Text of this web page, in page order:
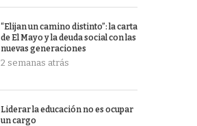
“Elijan un camino distinto”: la carta
de El Mayo y la deuda social con las
nuevas generaciones
2 semanas atrás
Liderar la educación no es ocupar
un cargo